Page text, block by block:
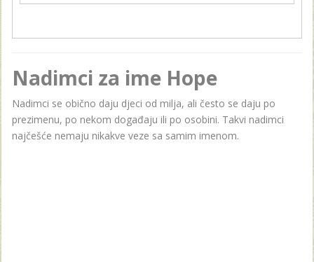
Nadimci za ime Hope
Nadimci se obično daju djeci od milja, ali često se daju po
prezimenu, po nekom događaju ili po osobini. Takvi nadimci
najčešće nemaju nikakve veze sa samim imenom.